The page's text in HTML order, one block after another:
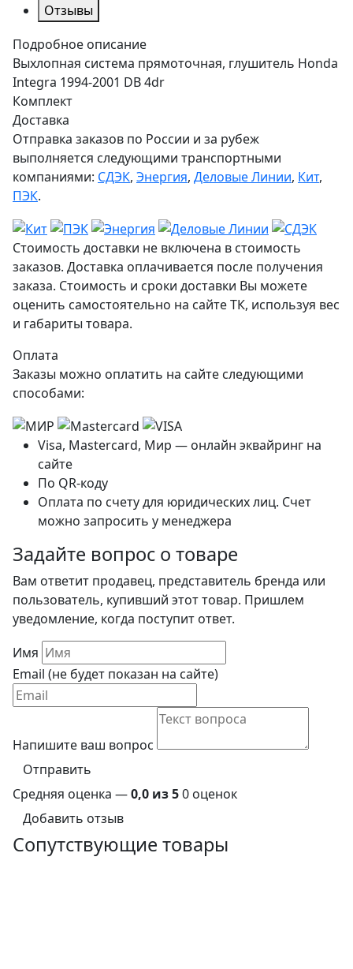
Отзывы
Подробное описание
Выхлопная система прямоточная, глушитель Honda
Integra 1994-2001 DB 4dr
Комплект
Доставка
Отправка заказов по России и за рубеж
выполняется следующими транспортными
компаниями: СДЭК, Энергия, Деловые Линии, Кит,
ПЭК.
Стоимость доставки не включена в стоимость
заказов. Доставка оплачивается после получения
заказа. Стоимость и сроки доставки Вы можете
оценить самостоятельно на сайте ТК, используя вес
и габариты товара.
Оплата
Заказы можно оплатить на сайте следующими
способами:
Visa, Mastercard, Мир — онлайн эквайринг на
сайте
По QR-коду
Оплата по счету для юридических лиц. Счет
можно запросить у менеджера
Задайте вопрос о товаре
Вам ответит продавец, представитель бренда или
пользователь, купивший этот товар. Пришлем
уведомление, когда поступит ответ.
Имя
Email (не будет показан на сайте)
Напишите ваш вопрос
Отправить
Средняя оценка —0,0 из 50 оценок
Добавить отзыв
Сопутствующие товары